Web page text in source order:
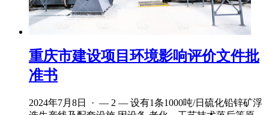
重庆市建设项目环境影响评价文件批
准书
2024年7月8日 · — 2 — 设有1条1000吨/日硫化铅锌矿浮